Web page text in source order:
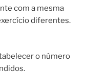
com a mesma
diferentes.
o número